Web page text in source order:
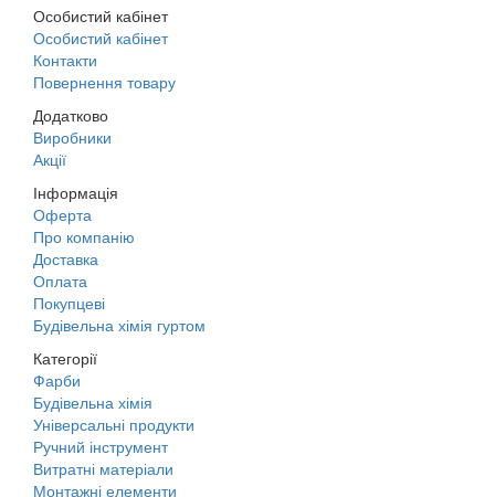
Особистий кабінет
Особистий кабінет
Контакти
Повернення товару
Додатково
Виробники
Акції
Інформація
Оферта
Про компанію
Доставка
Оплата
Покупцеві
Будівельна хімія гуртом
Категорії
Фарби
Будівельна хімія
Універсальні продукти
Ручний інструмент
Витратні матеріали
Монтажні елементи